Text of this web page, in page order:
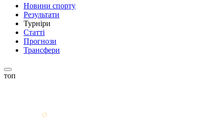
Новини спорту
Результати
Турніри
Статті
Прогнози
Трансфери
топ